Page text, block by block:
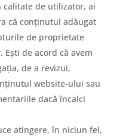
de utilizator, ai
că conținutul adăugat
de proprietate
de acord că avem
de a revizui,
website-ului sau
dacă încalci
atingere, în niciun fel,